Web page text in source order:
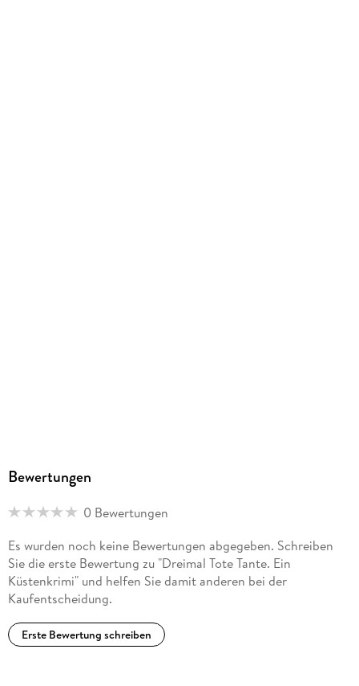
Bewertungen
0 Bewertungen
Es wurden noch keine Bewertungen abgegeben. Schreiben
Sie die erste Bewertung zu "Dreimal Tote Tante. Ein
Küstenkrimi" und helfen Sie damit anderen bei der
Kaufentscheidung.
Erste Bewertung schreiben